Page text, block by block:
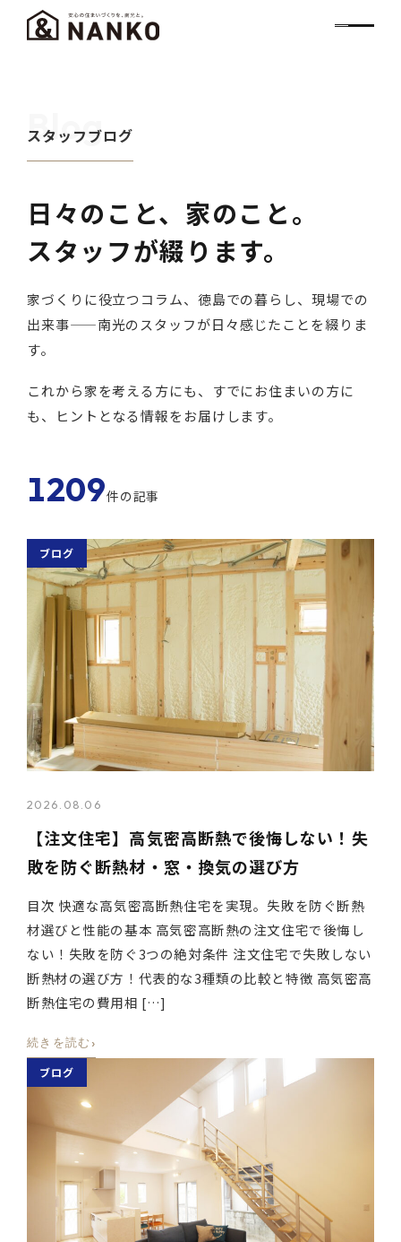
Blog
スタッフブログ
日々のこと、家のこと。
スタッフが綴ります。
家づくりに役立つコラム、徳島での暮らし、現場での
出来事——南光のスタッフが日々感じたことを綴りま
す。
これから家を考える方にも、すでにお住まいの方に
も、ヒントとなる情報をお届けします。
1209件の記事
ブログ
2026.08.06
【注文住宅】高気密高断熱で後悔しない！失
敗を防ぐ断熱材・窓・換気の選び方
目次 快適な高気密高断熱住宅を実現。失敗を防ぐ断熱
材選びと性能の基本 高気密高断熱の注文住宅で後悔し
ない！失敗を防ぐ3つの絶対条件 注文住宅で失敗しない
断熱材の選び方！代表的な3種類の比較と特徴 高気密高
断熱住宅の費用相 […]
続きを読む ›
ブログ